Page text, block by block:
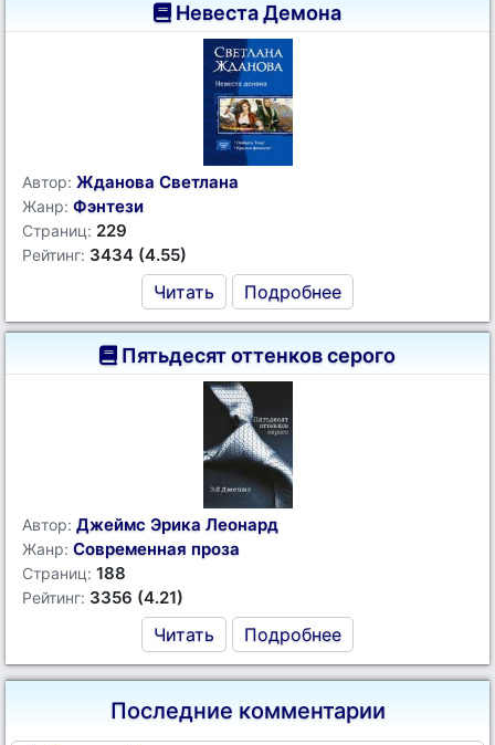
Невеста Демона
Автор: Жданова Светлана
Жанр: Фэнтези
Страниц: 229
Рейтинг: 3434 (4.55)
Читать Подробнее
Пятьдесят оттенков серого
Автор: Джеймс Эрика Леонард
Жанр: Современная проза
Страниц: 188
Рейтинг: 3356 (4.21)
Читать Подробнее
Последние комментарии